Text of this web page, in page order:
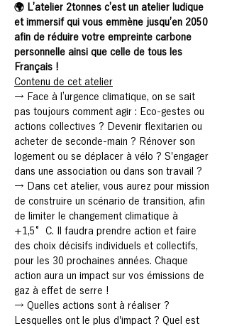
🌍 L’atelier 2tonnes c’est un atelier ludique
et immersif qui vous emmène jusqu’en 2050
afin de réduire votre empreinte carbone
personnelle ainsi que celle de tous les
Français !
Contenu de cet atelier
→ Face à l’urgence climatique, on se sait
pas toujours comment agir : Eco-gestes ou
actions collectives ? Devenir flexitarien ou
acheter de seconde-main ? Rénover son
logement ou se déplacer à vélo ? S'engager
dans une association ou dans son travail ?
→ Dans cet atelier, vous aurez pour mission
de construire un scénario de transition, afin
de limiter le changement climatique à
+1,5°C. Il faudra prendre action et faire
des choix décisifs individuels et collectifs,
pour les 30 prochaines années. Chaque
action aura un impact sur vos émissions de
gaz à effet de serre !
→ Quelles actions sont à réaliser ?
Lesquelles ont le plus d'impact ? Quel est